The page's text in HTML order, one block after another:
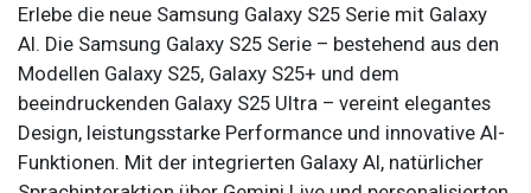
Erlebe die neue Samsung Galaxy S25 Serie mit Galaxy
AI. Die Samsung Galaxy S25 Serie – bestehend aus den
Modellen Galaxy S25, Galaxy S25+ und dem
beeindruckenden Galaxy S25 Ultra – vereint elegantes
Design, leistungsstarke Performance und innovative AI-
Funktionen. Mit der integrierten Galaxy AI, natürlicher